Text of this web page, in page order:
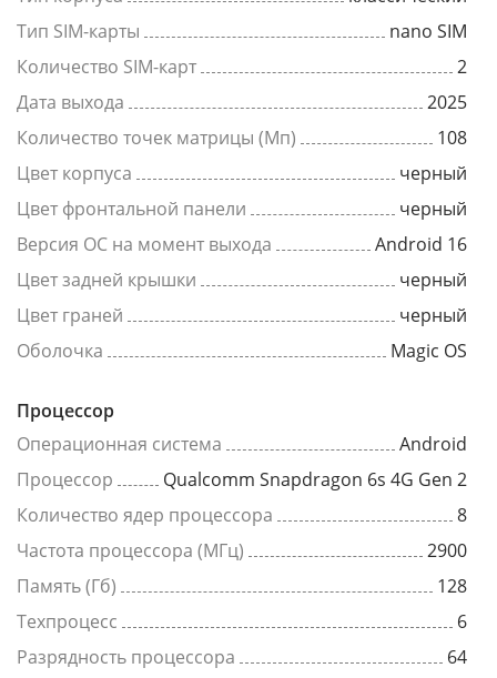
Тип SIM-карты
nano SIM
Количество SIM-карт
2
Дата выхода
2025
Количество точек матрицы (Мп)
108
Цвет корпуса
черный
Цвет фронтальной панели
черный
Версия ОС на момент выхода
Android 16
Цвет задней крышки
черный
Цвет граней
черный
Оболочка
Magic OS
Процессор
Операционная система
Android
Процессор
Qualcomm Snapdragon 6s 4G Gen 2
Количество ядер процессора
8
Частота процессора (МГц)
2900
Память (Гб)
128
Техпроцесс
6
Разрядность процессора
64